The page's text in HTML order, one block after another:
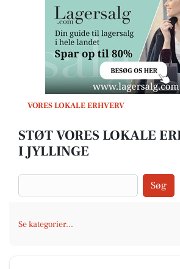
VORES LOKALE ERHVERV
STØT VORES LOKALE
I JYLLINGE
Søg
Se kategorier...